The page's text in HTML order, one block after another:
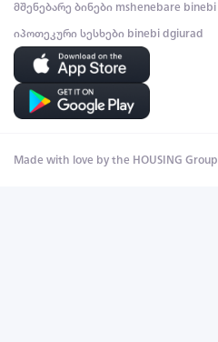
მშენებარე ბინები mshenebare binebi
იპოთეკური სესხები binebi dgiurad
Made with love by the HOUSING Group